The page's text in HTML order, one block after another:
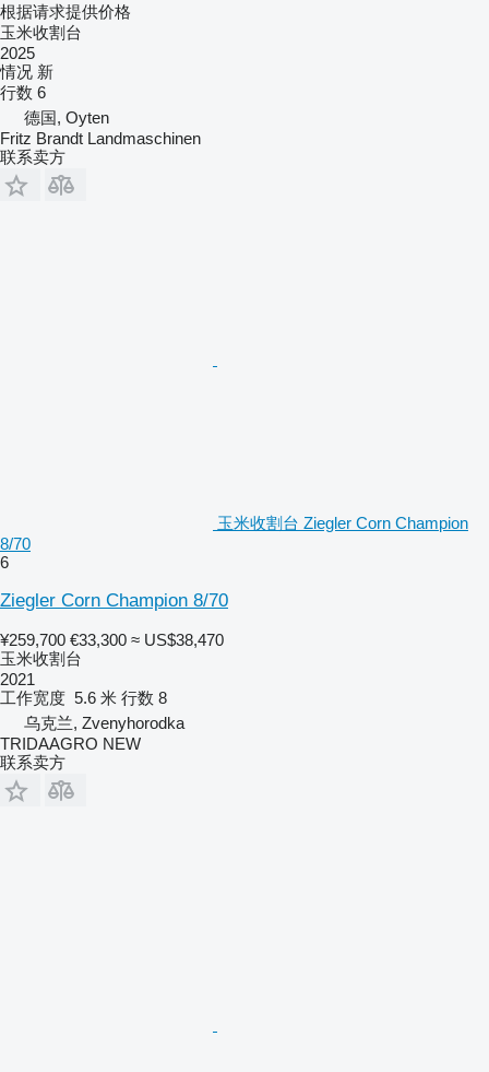
根据请求提供价格
玉米收割台
2025
情况 新
行数 6
德国, Oyten
Fritz Brandt Landmaschinen
联系卖方
玉米收割台 Ziegler Corn Champion
8/70
6
Ziegler Corn Champion 8/70
¥259,700 €33,300 ≈ US$38,470
玉米收割台
2021
工作宽度 5.6 米 行数 8
乌克兰, Zvenyhorodka
TRIDAAGRO NEW
联系卖方